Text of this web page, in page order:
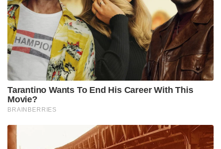
Tarantino Wants To End His Career With This
Movie?
BRAINBERRIES